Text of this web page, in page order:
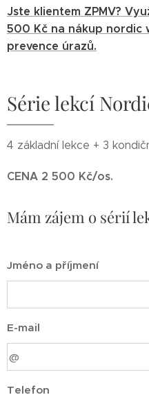
Jste klientem ZPMV?
500 Kč na nákup nordic
prevence úrazů.
Série lekcí
4 základní lekce + 3
CENA 2 500 Kč/os.
Mám zájem o sérií
Jméno a příjmení
E-mail
Telefon